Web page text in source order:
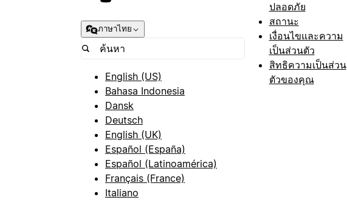
ภาษาไทย
English (US)
Bahasa Indonesia
Dansk
Deutsch
English (UK)
Español (España)
Español (Latinoamérica)
Français (France)
Italiano
ปลอดภัย
สถานะ
เงื่อนไขและความ
เป็นส่วนตัว
สิทธิความเป็นส่วน
ตัวของคุณ